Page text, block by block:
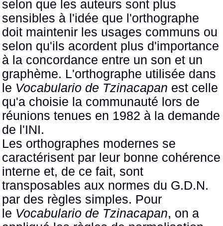
selon que les auteurs sont plus
sensibles à l'idée que l'orthographe
doit maintenir les usages communs ou
selon qu'ils acordent plus d'importance
à la concordance entre un son et un
graphème. L'orthographe utilisée dans
le Vocabulario de Tzinacapan est celle
qu'a choisie la communauté lors de
réunions tenues en 1982 à la demande
de l'INI.
Les orthographes modernes se
caractérisent par leur bonne cohérence
interne et, de ce fait, sont
transposables aux normes du G.D.N.
par des règles simples. Pour
le Vocabulario de Tzinacapan, on a